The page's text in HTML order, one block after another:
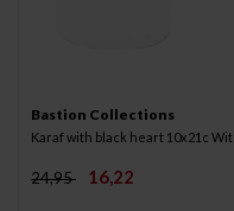
Bastion Collections
Karaf with black heart 10x21c Wit
24,95 16,22